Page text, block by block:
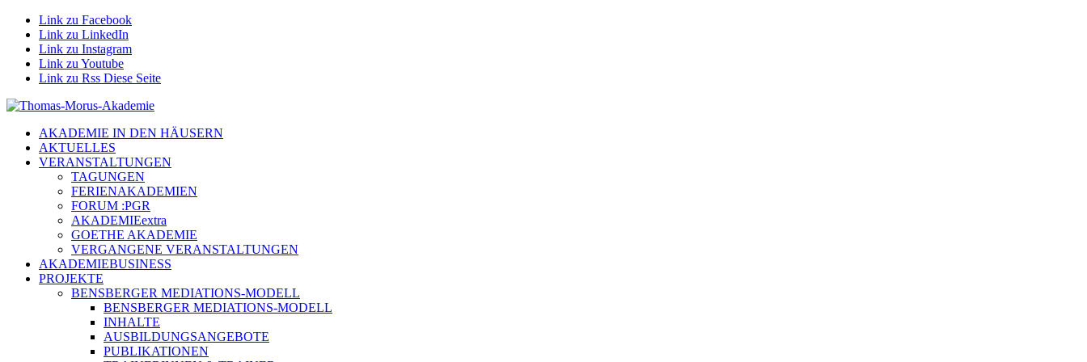
Link zu Facebook
Link zu LinkedIn
Link zu Instagram
Link zu Youtube
Link zu Rss Diese Seite
AKADEMIE IN DEN HÄUSERN
AKTUELLES
VERANSTALTUNGEN
TAGUNGEN
FERIENAKADEMIEN
FORUM :PGR
AKADEMIEextra
GOETHE AKADEMIE
VERGANGENE VERANSTALTUNGEN
AKADEMIEBUSINESS
PROJEKTE
BENSBERGER MEDIATIONS-MODELL
BENSBERGER MEDIATIONS-MODELL
INHALTE
AUSBILDUNGSANGEBOTE
PUBLIKATIONEN